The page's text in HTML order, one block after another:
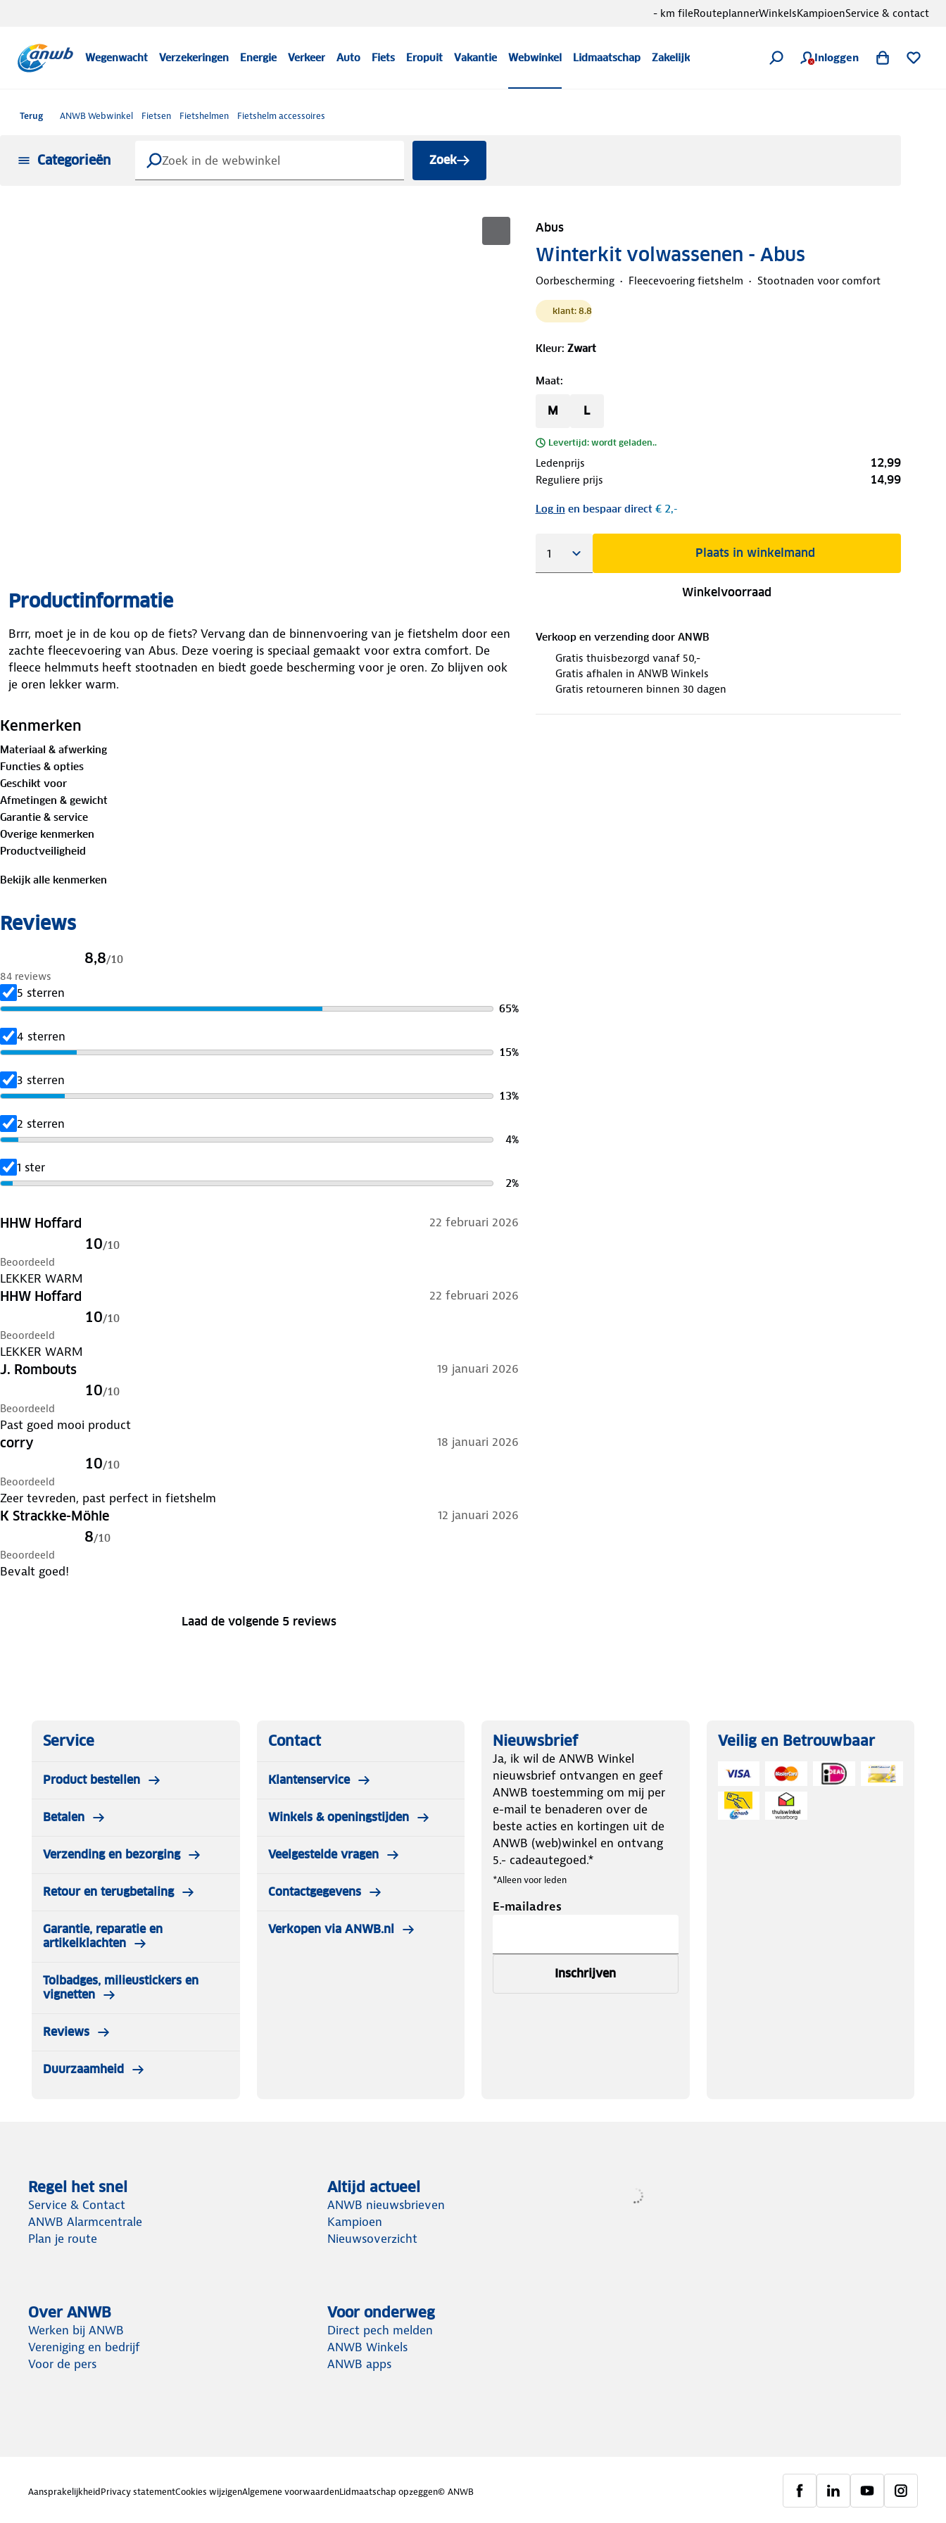
Wegenwacht Verzekeringen Energie Verkeer Auto Fiets Eropuit Vakantie Webwinkel Lidmaatschap Zakelijk Inloggen
- km fileRouteplannerWinkelsKampioenService & contact
Terug ANWB Webwinkel Fietsen Fietshelmen Fietshelm accessoires
Categorieën Zoek
Abus
Winterkit volwassenen - Abus
Oorbescherming Fleecevoering fietshelm Stootnaden voor comfort
klant: 8.8
Kleur: Zwart
Maat:
M L
Levertijd: wordt geladen..
Ledenprijs 12,99
Reguliere prijs 14,99
Log in en bespaar direct€ 2,-
Plaats in winkelmand
Winkelvoorraad
Verkoop en verzending door ANWB
Gratis thuisbezorgd vanaf 50,-
Gratis afhalen in ANWB Winkels
Gratis retourneren binnen 30 dagen
Productinformatie
Brrr, moet je in de kou op de fiets? Vervang dan de binnenvoering van je fietshelm door een
zachte fleecevoering van Abus. Deze voering is speciaal gemaakt voor extra comfort. De
fleece helmmuts heeft stootnaden en biedt goede bescherming voor je oren. Zo blijven ook
je oren lekker warm.
Kenmerken
Materiaal & afwerking
Functies & opties
Geschikt voor
Afmetingen & gewicht
Garantie & service
Overige kenmerken
Productveiligheid
Bekijk alle kenmerken
Reviews
8,8/10
84 reviews
5 sterren
65%
4 sterren
15%
3 sterren
13%
2 sterren
4%
1 ster
2%
HHW Hoffard 22 februari 2026
10/10
Beoordeeld
LEKKER WARM
HHW Hoffard 22 februari 2026
10/10
Beoordeeld
LEKKER WARM
J. Rombouts 19 januari 2026
10/10
Beoordeeld
Past goed mooi product
corry 18 januari 2026
10/10
Beoordeeld
Zeer tevreden, past perfect in fietshelm
K Strackke-Möhle 12 januari 2026
8/10
Beoordeeld
Bevalt goed!
Laad de volgende 5 reviews
Service
Product bestellen
Betalen
Verzending en bezorging
Retour en terugbetaling
Garantie, reparatie en
artikelklachten
Tolbadges, milieustickers en
vignetten
Reviews
Duurzaamheid
Contact
Klantenservice
Winkels & openingstijden
Veelgestelde vragen
Contactgegevens
Verkopen via ANWB.nl
Nieuwsbrief
Ja, ik wil de ANWB Winkel
nieuwsbrief ontvangen en geef
ANWB toestemming om mij per
e-mail te benaderen over de
beste acties en kortingen uit de
ANWB (web)winkel en ontvang
5.- cadeautegoed.*
*Alleen voor leden
E-mailadres
Inschrijven
Veilig en Betrouwbaar
Regel het snel
Service & Contact
ANWB Alarmcentrale
Plan je route
Altijd actueel
ANWB nieuwsbrieven
Kampioen
Nieuwsoverzicht
Over ANWB
Werken bij ANWB
Vereniging en bedrijf
Voor de pers
Voor onderweg
Direct pech melden
ANWB Winkels
ANWB apps
AansprakelijkheidPrivacy statementCookies wijzigenAlgemene voorwaardenLidmaatschap opzeggen© ANWB